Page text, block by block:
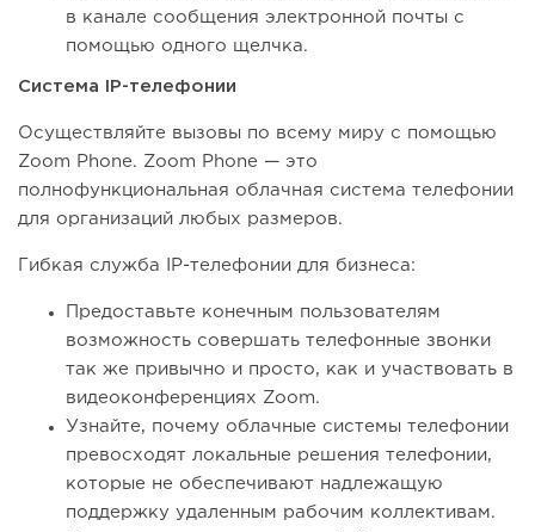
в канале сообщения электронной почты с
помощью одного щелчка.
Система IP-телефонии
Осуществляйте вызовы по всему миру с помощью
Zoom Phone. Zoom Phone — это
полнофункциональная облачная система телефонии
для организаций любых размеров.
Гибкая служба IP-телефонии для бизнеса:
Предоставьте конечным пользователям
возможность совершать телефонные звонки
так же привычно и просто, как и участвовать в
видеоконференциях Zoom.
Узнайте, почему облачные системы телефонии
превосходят локальные решения телефонии,
которые не обеспечивают надлежащую
поддержку удаленным рабочим коллективам.